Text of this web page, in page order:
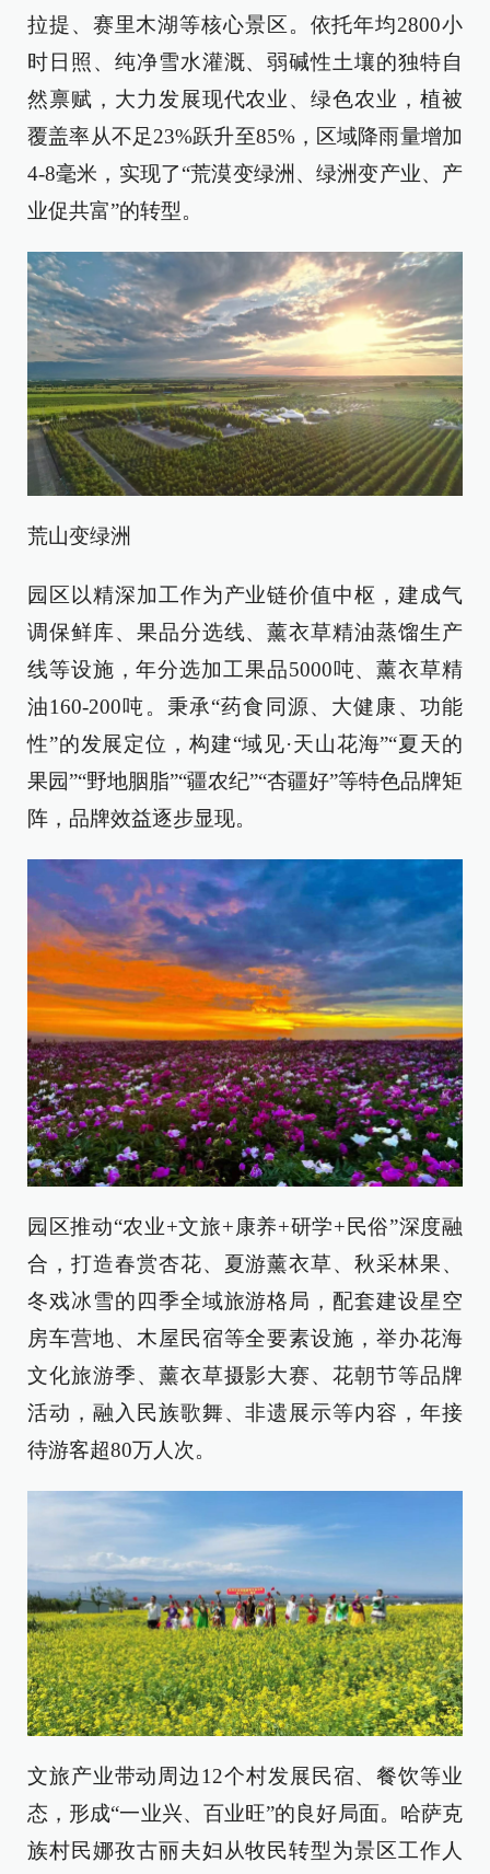
拉提、赛里木湖等核心景区。依托年均2800小
时日照、纯净雪水灌溉、弱碱性土壤的独特自
然禀赋，大力发展现代农业、绿色农业，植被
覆盖率从不足23%跃升至85%，区域降雨量增加
4-8毫米，实现了“荒漠变绿洲、绿洲变产业、产
业促共富”的转型。
荒山变绿洲
园区以精深加工作为产业链价值中枢，建成气
调保鲜库、果品分选线、薰衣草精油蒸馏生产
线等设施，年分选加工果品5000吨、薰衣草精
油160-200吨。秉承“药食同源、大健康、功能
性”的发展定位，构建“域见·天山花海”“夏天的
果园”“野地胭脂”“疆农纪”“杏疆好”等特色品牌矩
阵，品牌效益逐步显现。
园区推动“农业+文旅+康养+研学+民俗”深度融
合，打造春赏杏花、夏游薰衣草、秋采林果、
冬戏冰雪的四季全域旅游格局，配套建设星空
房车营地、木屋民宿等全要素设施，举办花海
文化旅游季、薰衣草摄影大赛、花朝节等品牌
活动，融入民族歌舞、非遗展示等内容，年接
待游客超80万人次。
文旅产业带动周边12个村发展民宿、餐饮等业
态，形成“一业兴、百业旺”的良好局面。哈萨克
族村民娜孜古丽夫妇从牧民转型为景区工作人